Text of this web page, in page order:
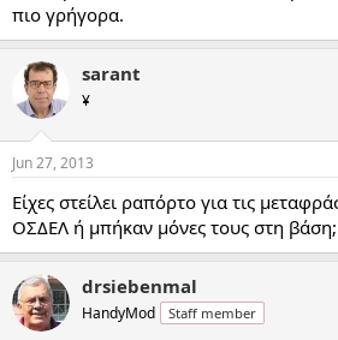
πιο γρήγορα.
sarant
¥
Jun 27, 2013
Είχες στείλει ραπόρτο για τις
ΟΣΔΕΛ ή μπήκαν μόνες τους στη βάση;
drsiebenmal
HandyMod Staff member